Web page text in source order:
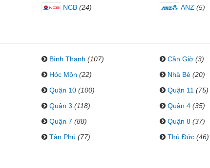
NCB (24) ANZ (5)
Bình Thạnh (107) Cần Giờ (3)
Hóc Môn (22) Nhà Bè (20)
Quận 10 (100) Quận 11 (75)
Quận 3 (118) Quận 4 (35)
Quận 7 (88) Quận 8 (37)
Tân Phú (77) Thủ Đức (46)